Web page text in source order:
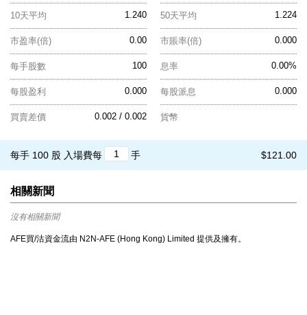
1.240
10天平均 1.224
50天平均
0.00
市盈率(倍) 0.000
市賬率(倍)
100
每手股數 0.00%
息率
0.000
每股盈利 0.000
每股派息
0.002 / 0.002
買賣差價 貨幣
$121.00
每手 100 股 入場費每 手
相關新聞
沒有相關新聞
AFE買/沽資金流由 N2N-AFE (Hong Kong) Limited 提供及擁有。